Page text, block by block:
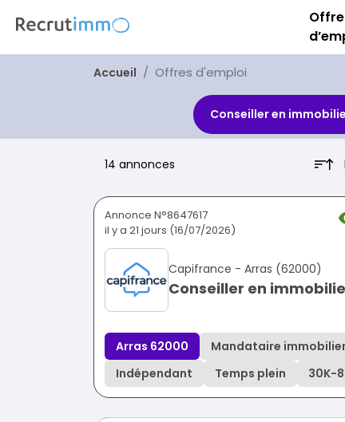
Accueil Offres d'emploi
Conseiller en
14 annonces
Annonce N°8647617
il y a 21 jours (16/07/2026)
Capifrance - Arras (62000)
Conseiller en
Arras 62000
Mandataire
Indépendant
Temps plein 30K-